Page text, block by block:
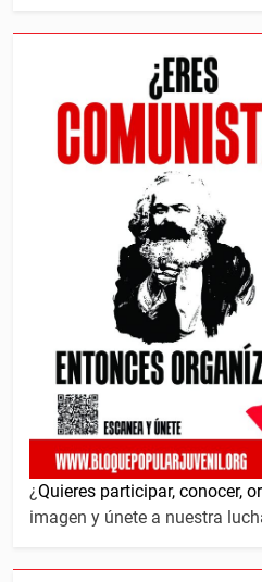
¿Quieres participar, conocer,
imagen y únete a nuestra